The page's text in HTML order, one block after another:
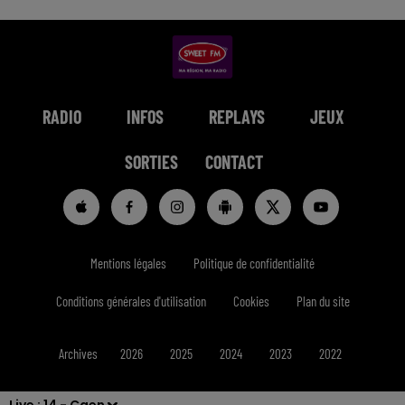
RADIO INFOS REPLAYS JEUX
SORTIES CONTACT
Mentions légales Politique de confidentialité
Conditions générales d'utilisation Cookies Plan du site
Archives 2026 2025 2024 2023 2022